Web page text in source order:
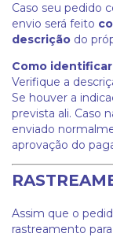
Caso seu pedido
envio será feito
descrição do
Como
Verifique a
Se houver a
prevista ali. Caso
enviado
aprovação do
Assim que o
rastreamento